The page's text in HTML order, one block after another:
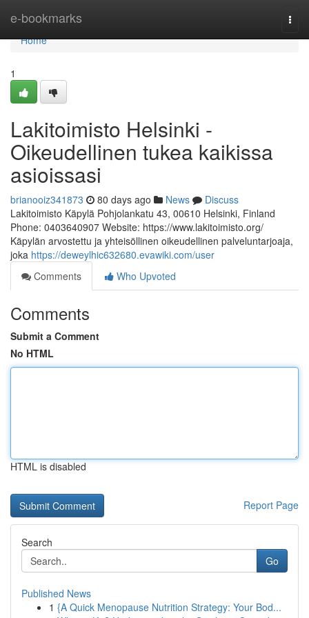
e-bookmarks
Home
Home
1
Lakitoimisto Helsinki -
Oikeudellinen tukea kaikissa
asioissasi
brianooiz341873 80 days ago News
Discuss
Lakitoimisto Käpylä Pohjolankatu 43, 00610 Helsinki, Finland
Phone: 0403640907 Website: https://www.lakitoimisto.org/
Käpylän arvostettu ja yhteisöllinen oikeudellinen palveluntarjoaja,
joka https://deweylhic632680.evawiki.com/user
Comments
Who Upvoted
Comments
Submit a Comment
No HTML
HTML is disabled
Report Page
Search
Go
Published News
1 {A Quick Menopause Nutrition Strategy: Your Bod...